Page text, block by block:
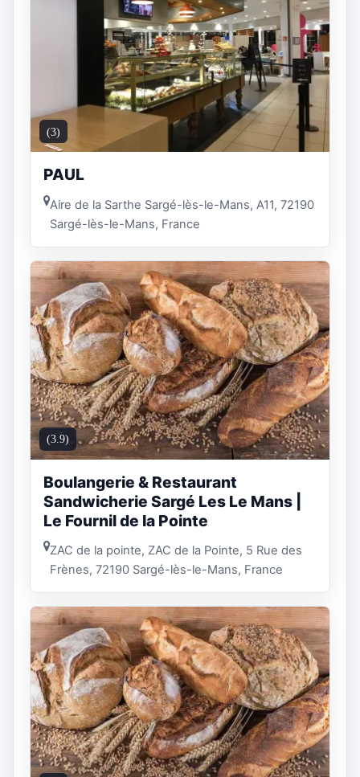
(3)
PAUL
Aire de la Sarthe Sargé-lès-le-Mans, A11, 72190
Sargé-lès-le-Mans, France
(3.9)
Boulangerie & Restaurant
Sandwicherie Sargé Les Le Mans |
Le Fournil de la Pointe
ZAC de la pointe, ZAC de la Pointe, 5 Rue des
Frènes, 72190 Sargé-lès-le-Mans, France